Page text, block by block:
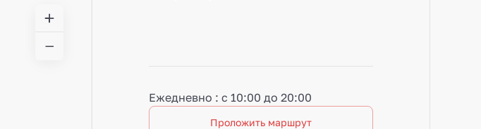
Ежедневно : с 10:00 до 20:00
Проложить маршрут